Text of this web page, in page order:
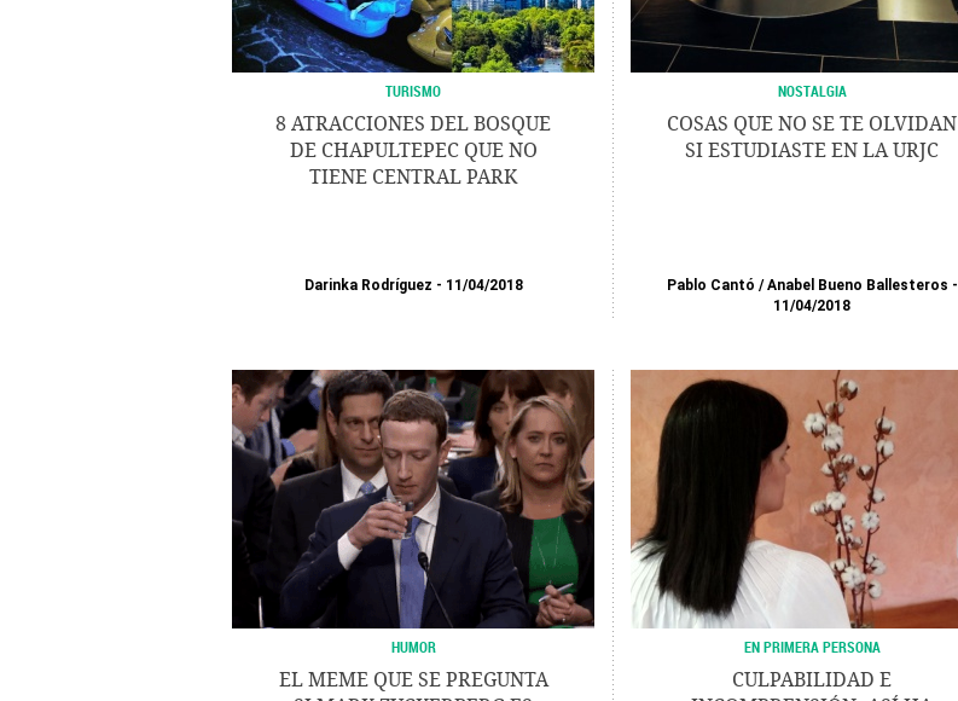
TURISMO
8 ATRACCIONES DEL BOSQUE
DE CHAPULTEPEC QUE NO
TIENE CENTRAL PARK
Darinka Rodríguez 11/04/2018
NOSTALGIA
COSAS QUE NO SE TE OLVIDAN
SI ESTUDIASTE EN LA URJC
Pablo Cantó /Anabel Bueno Ballesteros
11/04/2018
HUMOR
EL MEME QUE SE PREGUNTA
EN PRIMERA PERSONA
CULPABILIDAD E